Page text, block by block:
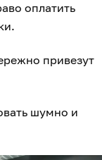
оплатить
привезут
шумно и